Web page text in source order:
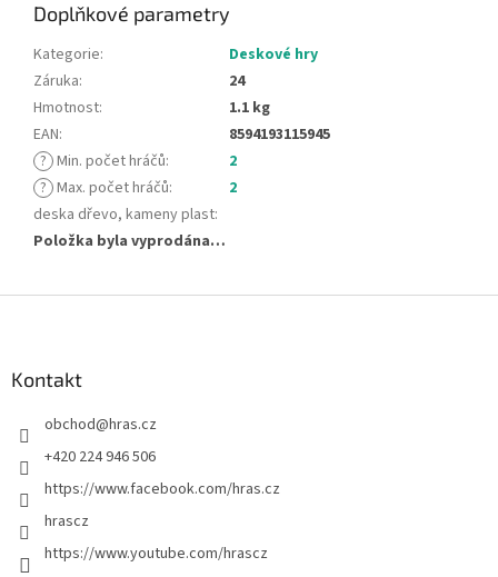
Doplňkové parametry
Kategorie:
Deskové hry
Záruka:
24
Hmotnost:
1.1 kg
EAN:
8594193115945
? Min. počet hráčů:
2
? Max. počet hráčů:
2
deska dřevo, kameny plast:
Položka byla vyprodána…
Kontakt
obchod@hras.cz
+420 224 946 506
https://www.facebook.com/hras.cz
hrascz
https://www.youtube.com/hrascz